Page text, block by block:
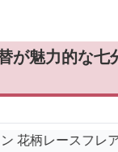
が魅力的な七